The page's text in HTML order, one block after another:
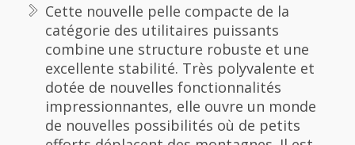
Cette nouvelle pelle compacte de la
catégorie des utilitaires puissants
combine une structure robuste et une
excellente stabilité. Très polyvalente et
dotée de nouvelles fonctionnalités
impressionnantes, elle ouvre un monde
de nouvelles possibilités où de petits